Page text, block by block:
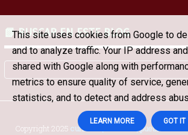
📗 BUSCAR EN ESTE BLOG
Copyright 2025 curioson | refranes | pueblos de
This site uses cookies from Google to
and to analyze traffic. Your IP address
shared with Google along with
metrics to ensure quality of service,
statistics, and to detect and address
LEARN MORE GOT IT